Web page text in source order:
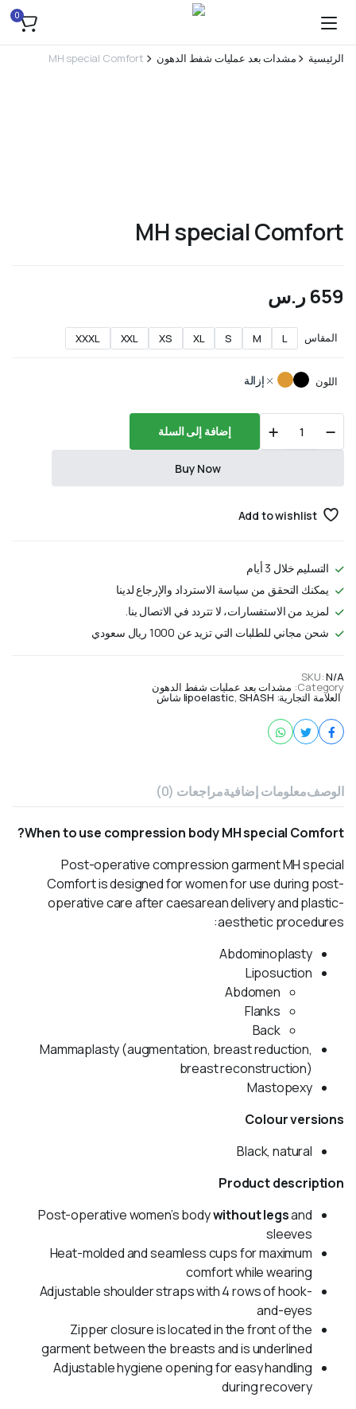
0
الرئيسية مشدات بعد عمليات شفط الدهون MH special Comfort
MH special Comfort
659ر.س
المقاس L
M
S
XL
XS
XXL
XXXL
اللون إزالة
special
Comfort
إضافة إلى السلة
Buy Now
Add to wishlist
التسليم خلال 3 أيام
يمكنك التحقق من سياسة الاسترداد والإرجاع لدينا
لمزيد من الاستفسارات، لا تتردد في الاتصال بنا.
شحن مجاني للطلبات التي تزيد عن 1000 ريال سعودي
SKU:N/A
Category: مشدات بعد عمليات شفط الدهون
العلامة التجارية: lipoelastic, SHASH شاش
الوصفمعلومات إضافيةمراجعات (0)
When to use compression body MH special Comfort?
Post-operative compression garment MH special
Comfort is designed for women for use during post-
operative care after caesarean delivery and plastic-
aesthetic procedures:
Abdominoplasty
Liposuction
Abdomen
Flanks
Back
Mammaplasty (augmentation, breast reduction,
breast reconstruction)
Mastopexy
Colour versions
Black, natural
Product description
Post-operative women’s bodywithout legsand
sleeves
Heat-molded and seamless cups for maximum
comfort while wearing
Adjustable shoulder straps with 4 rows of hook-
and-eyes
Zipper closure is located in the front of the
garment between the breasts and is underlined
Adjustable hygiene opening for easy handling
during recovery